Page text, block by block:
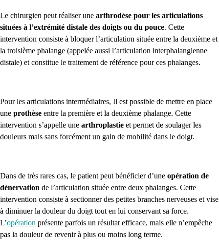
Le chirurgien peut réaliser une arthrodèse pour les articulations
situées à l’extrémité distale des doigts ou du pouce. Cette
intervention consiste à bloquer l’articulation située entre la deuxième et
la troisième phalange (appelée aussi l’articulation interphalangienne
distale) et constitue le traitement de référence pour ces phalanges.
Pour les articulations intermédiaires, Il est possible de mettre en place
une prothèse entre la première et la deuxième phalange. Cette
intervention s’appelle une arthroplastie et permet de soulager les
douleurs mais sans forcément un gain de mobilité dans le doigt.
Dans de très rares cas, le patient peut bénéficier d’une opération de
dénervation de l’articulation située entre deux phalanges. Cette
intervention consiste à sectionner des petites branches nerveuses et vise
à diminuer la douleur du doigt tout en lui conservant sa force.
L’opération présente parfois un résultat efficace, mais elle n’empêche
pas la douleur de revenir à plus ou moins long terme.